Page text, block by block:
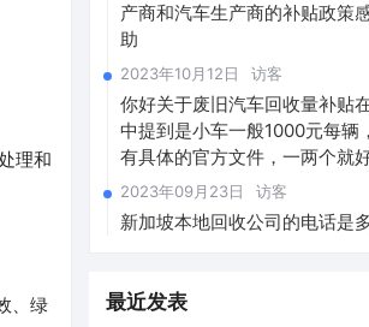
理和
、绿
产商和汽车生产商的补贴政策
助
2023年10月12日 访客
你好关于废旧汽车回收量补贴
中提到是小车一般1000元每辆
有具体的官方文件，一两个就
2023年09月23日 访客
新加坡本地回收公司的电话是
最近发表